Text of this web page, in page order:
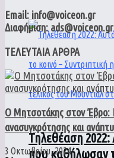
Τηλεθέαση
που καθήλωσαν
Email: info@voiceon.gr
Διαφήμιση: ads@voiceon.gr
ΤΕΛΕΥΤΑΙΑ ΑΡΘΡΑ
Ο Μητσοτάκης στον Έβρο:
ανασυγκρότησης και
3 Οκτωβρίου, 2024